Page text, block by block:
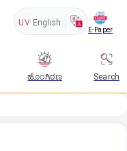
UV English
E-Paper
ಹೊಂಗಿರಣ Search